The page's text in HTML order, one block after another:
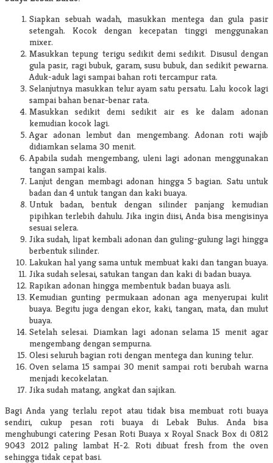
Siapkan sebuah wadah, masukkan mentega dan gula pasir
setengah. Kocok dengan kecepatan tinggi menggunakan
mixer.
Masukkan tepung terigu sedikit demi sedikit. Disusul dengan
gula pasir, ragi bubuk, garam, susu bubuk, dan sedikit pewarna.
Aduk-aduk lagi sampai bahan roti tercampur rata.
Selanjutnya masukkan telur ayam satu persatu. Lalu kocok lagi
sampai bahan benar-benar rata.
Masukkan sedikit demi sedikit air es ke dalam adonan
kemudian kocok lagi.
Agar adonan lembut dan mengembang. Adonan roti wajib
didiamkan selama 30 menit.
Apabila sudah mengembang, uleni lagi adonan menggunakan
tangan sampai kalis.
Lanjut dengan membagi adonan hingga 5 bagian. Satu untuk
badan dan 4 untuk tangan dan kaki buaya.
Untuk badan, bentuk dengan silinder panjang kemudian
pipihkan terlebih dahulu. Jika ingin diisi, Anda bisa mengisinya
sesuai selera.
Jika sudah, lipat kembali adonan dan guling-gulung lagi hingga
berbentuk silinder.
Lakukan hal yang sama untuk membuat kaki dan tangan buaya.
Jika sudah selesai, satukan tangan dan kaki di badan buaya.
Rapikan adonan hingga membentuk badan buaya asli.
Kemudian gunting permukaan adonan aga menyerupai kulit
buaya. Begitu juga dengan ekor, kaki, tangan, mata, dan mulut
buaya.
Setelah selesai. Diamkan lagi adonan selama 15 menit agar
mengembang dengan sempurna.
Olesi seluruh bagian roti dengan mentega dan kuning telur.
Oven selama 15 sampai 30 menit sampai roti berubah warna
menjadi kecokelatan.
Jika sudah matang, angkat dan sajikan.
Bagi Anda yang terlalu repot atau tidak bisa membuat roti buaya
sendiri, cukup pesan roti buaya di Lebak Bulus. Anda bisa
menghubungi catering Pesan Roti Buaya x Royal Snack Box di 0812
9043 2012 paling lambat H-2. Roti dibuat fresh from the oven
sehingga tidak cepat basi.